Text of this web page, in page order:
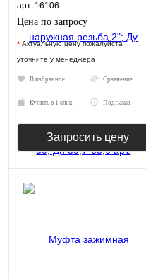
арт. 16106
Цена по запросу
* Актуальную цену пожалуйста
уточните у менеджера
В избранное Сравнение
Купить в 1 клик Под заказ
Запросить цену